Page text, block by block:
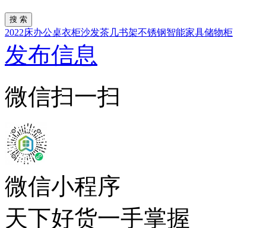
2022床办公桌衣柜沙发茶几书架不锈钢智能家具储物柜
发布信息
微信扫一扫
微信小程序
天下好货一手掌握